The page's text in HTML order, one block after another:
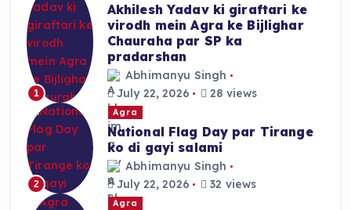
1
Akhilesh Yadav ki giraftari ke
virodh mein Agra ke Bijlighar
Chauraha par SP ka
pradarshan
Abhimanyu Singh
July 22, 2026
28 views
2
Agra
National Flag Day par Tirange
ko di gayi salami
Abhimanyu Singh
July 22, 2026
32 views
Agra